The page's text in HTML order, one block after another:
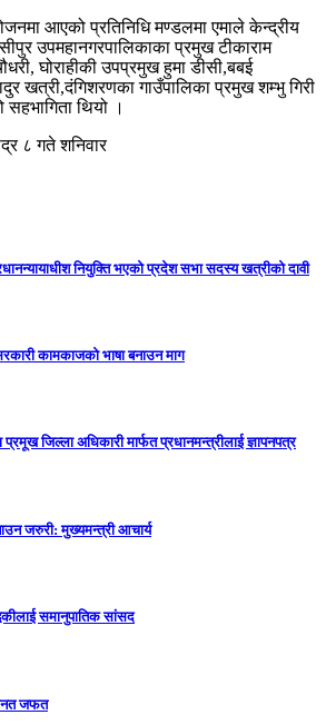
आएको प्रतिनिधि मण्डलमा एमाले केन्द्रीय
उपमहानगरपालिकाका प्रमुख टीकाराम
घोराहीकी उपप्रमुख हुमा डीसी,बबई
खत्री,दंगिशरणका गाउँपालिका प्रमुख शम्भु गिरी
सहभागिता थियो ।
८ गते शनिवार
नियुक्ति भएको प्रदेश सभा सदस्य खत्रीको दावी
कामकाजको भाषा बनाउन माग
जिल्ला अधिकारी मार्फत प्रधानमन्त्रीलाई ज्ञापनपत्र
जरुरी: मुख्यमन्त्री आचार्य
समानुपातिक सांसद
जफत